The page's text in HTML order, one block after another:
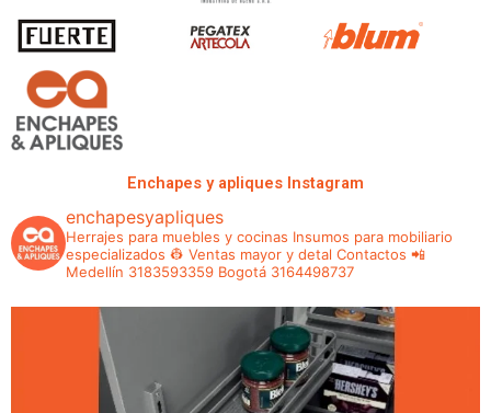
Enchapes y apliques Instagram
enchapesyapliques
Herrajes para muebles y cocinas Insumos para mobiliario
especializados 👷 Ventas mayor y detal Contactos 📲
Medellín 3183593359 Bogotá 3164498737